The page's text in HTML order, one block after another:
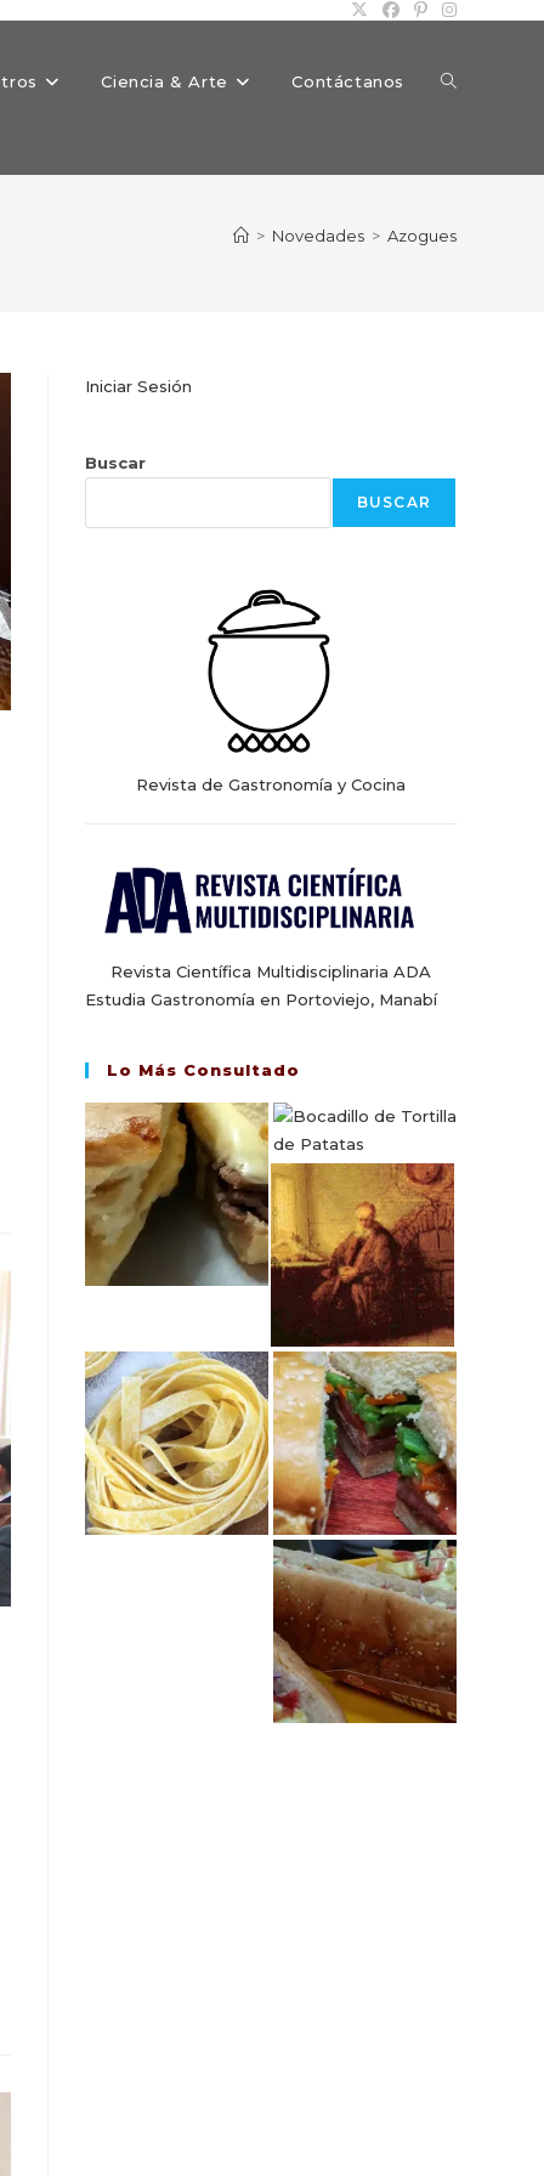
Ciencia & Arte Contáctanos Alternar
> Novedades > Azogues
Iniciar Sesión
Buscar
BUSCAR
Revista de Gastronomía y Cocina
Revista Científica Multidisciplinaria ADA
Estudia Gastronomía en Portoviejo, Manabí
Lo Más Consultado